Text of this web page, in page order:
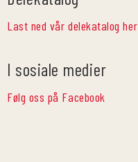
Last ned vår delekatalog her
I sosiale medier
Følg oss på Facebook